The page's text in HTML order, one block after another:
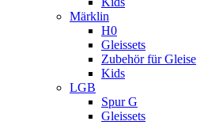
Märklin
H0
Gleissets
Zubehör für Gleise
Kids
LGB
Spur G
Gleissets